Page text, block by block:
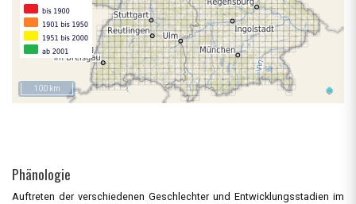
100 km
Phänologie
Auftreten der verschiedenen Geschlechter und Entwicklungsstadien im